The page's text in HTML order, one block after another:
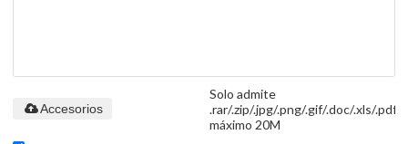
Solo admite
.rar/.zip/.jpg/.png/.gif/.doc/.xls/.pdf,
máximo 20M
Accesorios